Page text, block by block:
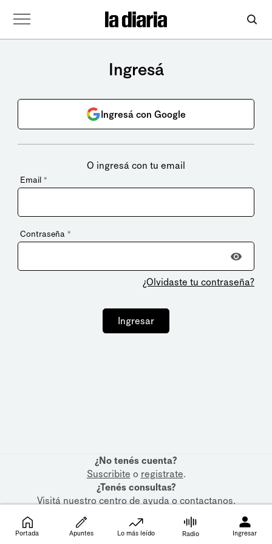
Ingresá
Ingresá con Google
O ingresá con tu email
Email *
Contraseña *
¿Olvidaste tu contraseña?
Ingresar
¿No tenés cuenta?
Suscribite o registrate.
¿Tenés consultas?
Visitá nuestrocentro de ayudaocontactanos.
Portada Apuntes Lo más leído Radio Ingresar